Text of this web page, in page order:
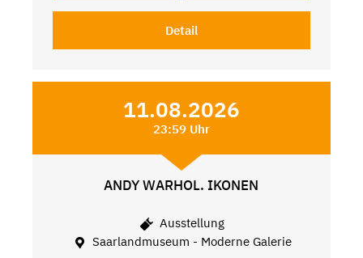
Detail
11.08.2026
23:59 Uhr
ANDY WARHOL. IKONEN
Ausstellung
Saarlandmuseum - Moderne Galerie